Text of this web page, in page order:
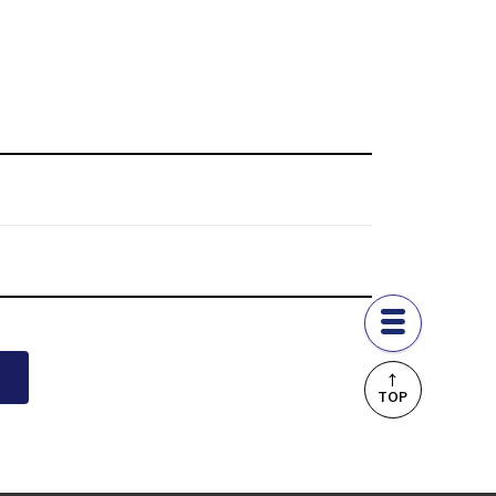
↑
TOP